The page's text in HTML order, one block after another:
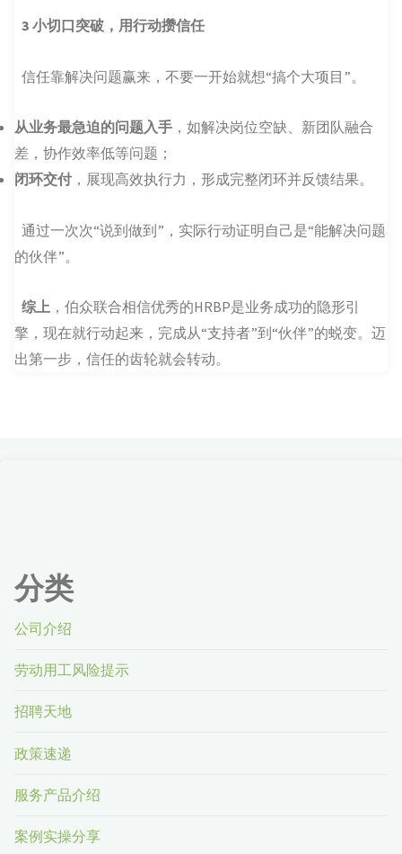
3 小切口突破，用行动攒信任
信任靠解决问题赢来，不要一开始就想“搞个大项目”。
从业务最急迫的问题入手 ，如解决岗位空缺、新团队融合
差，协作效率低等问题；
闭环交付 ，展现高效执行力，形成完整闭环并反馈结果。
通过一次次“说到做到”，实际行动证明自己是“能解决问题
的伙伴”。
综上 ，伯众联合相信优秀的HRBP是业务成功的隐形引
擎，现在就行动起来，完成从“支持者”到“伙伴”的蜕变。迈
出第一步，信任的齿轮就会转动。
分类
公司介绍
劳动用工风险提示
招聘天地
政策速递
服务产品介绍
案例实操分享